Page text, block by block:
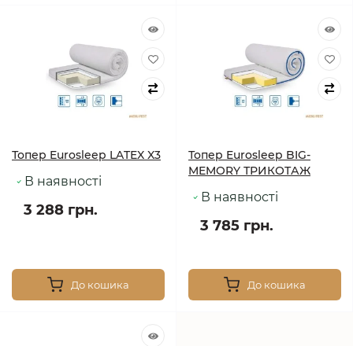
Топер Eurosleep LATEX X3
В наявності
3 288 грн.
До кошика
Топер Eurosleep BIG-
MEMORY ТРИКОТАЖ
В наявності
3 785 грн.
До кошика